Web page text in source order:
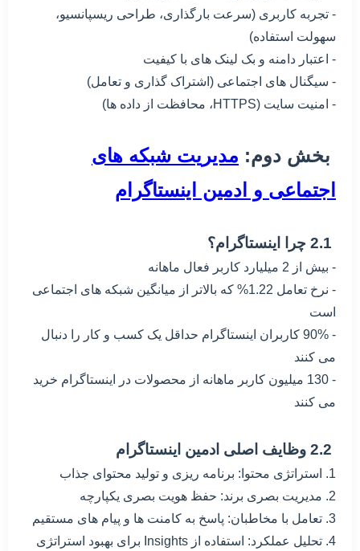
- تجربه کاربری (سرعت بارگذاری، طراحی ریسپانسیو،
سهولت استفاده)
- اعتبار دامنه و بک لینک های با کیفیت
- سیگنال های اجتماعی (اشتراک گذاری و تعامل)
- امنیت سایت (HTTPS، محافظت از داده ها)
بخش دوم: مدیریت شبکه های
اجتماعی و ادمین اینستاگرام
- بیش از 2 میلیارد کاربر فعال ماهانه
- نرخ تعامل 1.22% که بالاتر از میانگین شبکه های اجتماعی
است
- 90% کاربران اینستاگرام حداقل یک کسب و کار را دنبال
می کنند
- 130 میلیون کاربر ماهانه از محصولات در اینستاگرام خرید
می کنند
1. استراتژی محتوا: برنامه ریزی و تولید محتوای جذاب
2. مدیریت بصری برند: حفظ هویت بصری یکپارچه
3. تعامل با مخاطبان: پاسخ به کامنت ها و پیام های مستقیم
4. تحلیل عملکرد: استفاده از Insights برای بهبود استراتژی